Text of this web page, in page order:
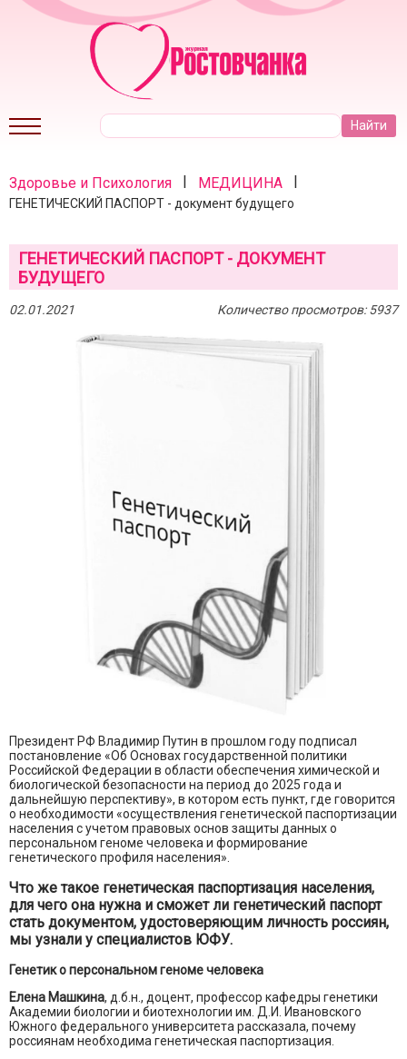
Здоровье и Психология | МЕДИЦИНА |
ГЕНЕТИЧЕСКИЙ ПАСПОРТ - документ будущего
ГЕНЕТИЧЕСКИЙ ПАСПОРТ - ДОКУМЕНТ
БУДУЩЕГО
02.01.2021 Количество просмотров: 5937
Президент РФ Владимир Путин в прошлом году подписал
постановление «Об Основах государственной политики
Российской Федерации в области обеспечения химической и
биологической безопасности на период до 2025 года и
дальнейшую перспективу», в котором есть пункт, где говорится
о необходимости «осуществления генетической паспортизации
населения с учетом правовых основ защиты данных о
персональном геноме человека и формирование
генетического профиля населения».
Что же такое генетическая паспортизация населения,
для чего она нужна и сможет ли генетический паспорт
стать документом, удостоверяющим личность россиян,
мы узнали у специалистов ЮФУ.
Генетик о персональном геноме человека
Елена Машкина, д.б.н., доцент, профессор кафедры генетики
Академии биологии и биотехнологии им. Д.И. Ивановского
Южного федерального университета рассказала, почему
россиянам необходима генетическая паспортизация.